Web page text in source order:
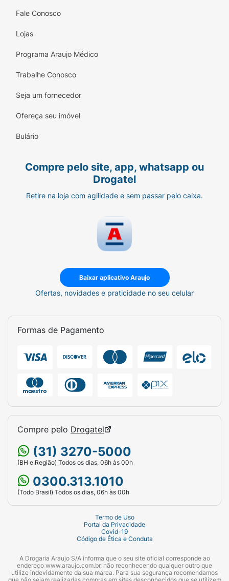
Fale Conosco
Lojas
Programa Araujo Médico
Trabalhe Conosco
Seja um fornecedor
Ofereça seu imóvel
Bulário
Compre pelo site, app, whatsapp ou
Drogatel
Retire na loja com agilidade e sem passar pelo caixa.
Baixar aplicativo Araujo
Ofertas, novidades e praticidade no seu celular
Formas de Pagamento
Compre pelo Drogatel
(31) 3270-5000
(BH e Região) Todos os dias, 06h às 00h
0300.313.1010
(Todo Brasil) Todos os dias, 06h às 00h
Termo de Uso
Portal da Privacidade
Covid-19
Código de Ética e Conduta
A Drogaria Araujo S/A informa que o seu site oficial corresponde ao
endereço www.araujo.com.br, não reconhecendo qualquer outro que
utilize indevidamente da sua marca. Para sua segurança recomendamos